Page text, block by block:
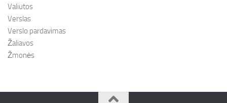
Valiutos
Verslas
Verslo pardavimas
Žaliavos
Žmonės